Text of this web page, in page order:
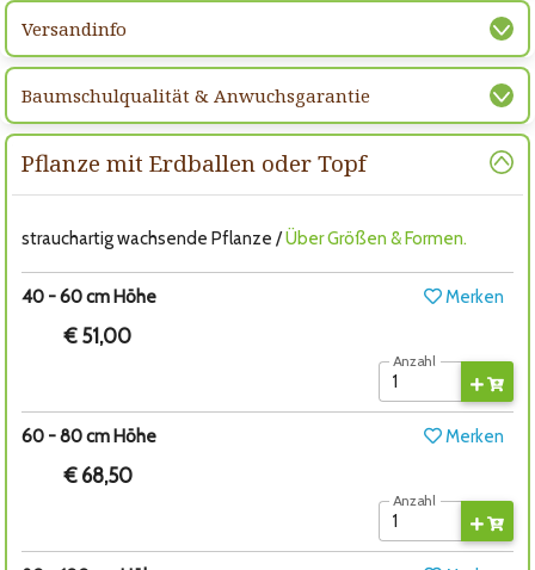
Versandinfo
Baumschulqualität & Anwuchsgarantie
Pflanze mit Erdballen oder Topf
strauchartig wachsende Pflanze /Über Größen & Formen.
40 - 60 cm Höhe Merken
€ 51,00
Anzahl
60 - 80 cm Höhe Merken
€ 68,50
Anzahl